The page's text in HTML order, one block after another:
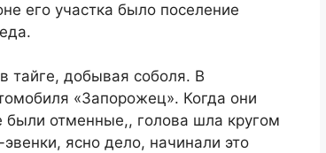
его участка было поселение
тайге, добывая соболя. В
«Запорожец». Когда они
были отменные,, голова шла кругом
ясно дело, начинали это